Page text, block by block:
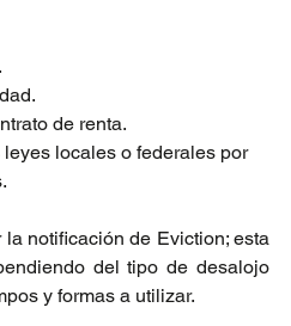
de renta.
locales o federales por
notificación de Eviction; esta
del tipo de desalojo
y formas a utilizar.